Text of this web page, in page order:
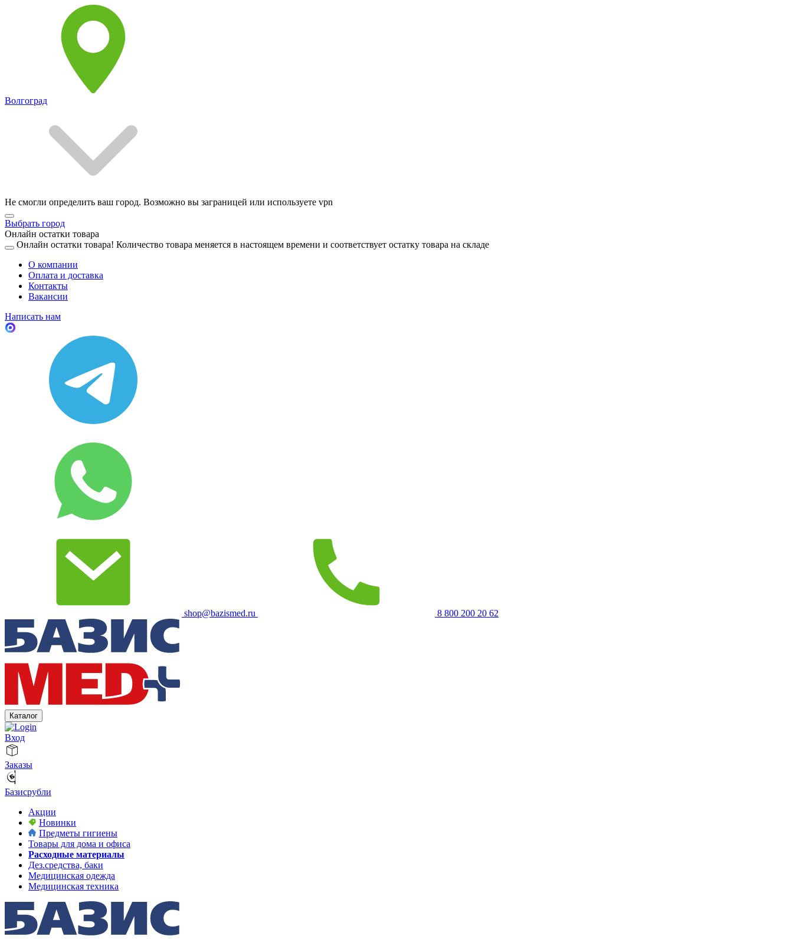
Волгоград
Не смогли определить ваш город. Возможно вы заграницей или используете vpn
Выбрать город
Онлайн остатки товара
Онлайн остатки товара! Количество товара меняется в настоящем времени и соответствует остатку товара на складе
О компании
Оплата и доставка
Контакты
Вакансии
Написать нам
shop@bazismed.ru 8 800 200 20 62
Каталог
Вход
Заказы
Базисрубли
Акции
Новинки
Предметы гигиены
Товары для дома и офиса
Расходные материалы
Дез.средства, баки
Медицинская одежда
Медицинская техника